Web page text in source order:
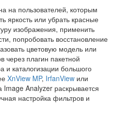
на пользователей, которым
яркость или убрать красные
изображения, применить
попробовать восстановление
цветовую модель или
через плагин пакетной
и каталогизации большого
XnView MP, IrfanView или
Image Analyzer раскрывается
настройка фильтров и